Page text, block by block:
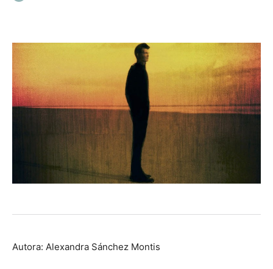
Autora: Alexandra Sánchez Montis